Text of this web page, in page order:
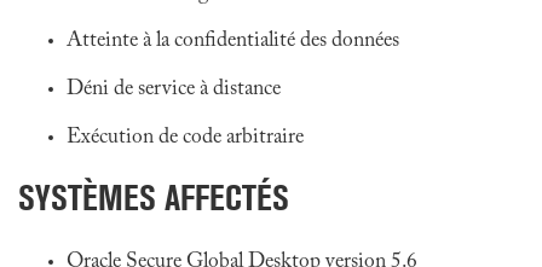
Atteinte à la confidentialité des données
Déni de service à distance
Exécution de code arbitraire
SYSTÈMES AFFECTÉS
Oracle Secure Global Desktop version 5.6